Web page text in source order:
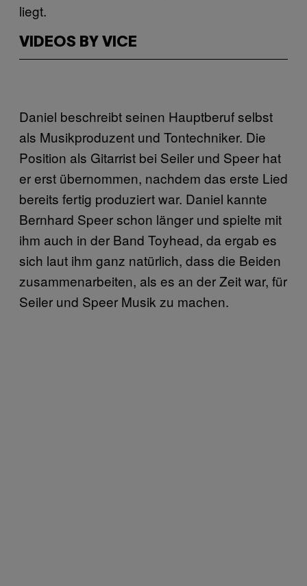
liegt.
VIDEOS BY VICE
Daniel beschreibt seinen Hauptberuf selbst
als Musikproduzent und Tontechniker. Die
Position als Gitarrist bei Seiler und Speer hat
er erst übernommen, nachdem das erste Lied
bereits fertig produziert war. Daniel kannte
Bernhard Speer schon länger und spielte mit
ihm auch in der Band Toyhead, da ergab es
sich laut ihm ganz natürlich, dass die Beiden
zusammenarbeiten, als es an der Zeit war, für
Seiler und Speer Musik zu machen.